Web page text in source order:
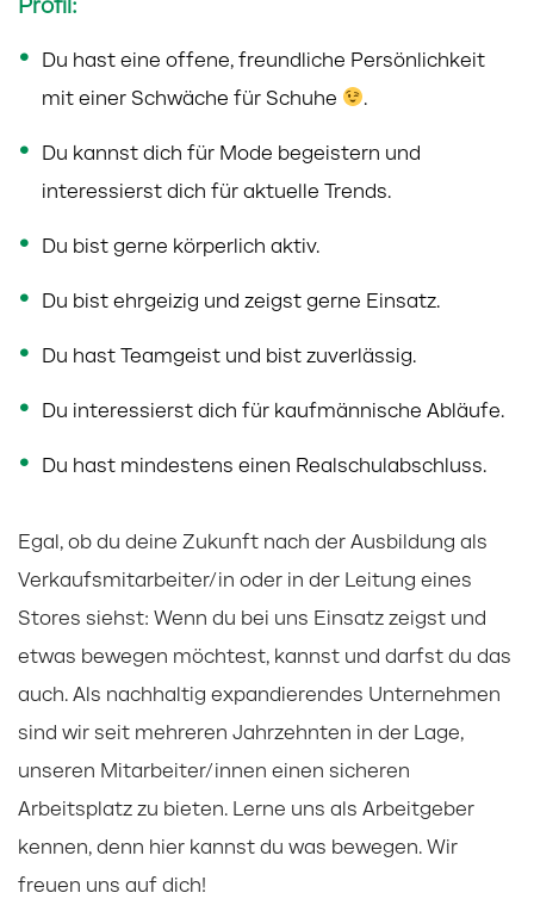
Profil:
Du hast eine offene, freundliche Persönlichkeit
mit einer Schwäche für Schuhe
.
Du kannst dich für Mode begeistern und
interessierst dich für aktuelle Trends.
Du bist gerne körperlich aktiv.
Du bist ehrgeizig und zeigst gerne Einsatz.
Du hast Teamgeist und bist zuverlässig.
Du interessierst dich für kaufmännische Abläufe.
Du hast mindestens einen Realschulabschluss.
Egal, ob du deine Zukunft nach der Ausbildung als
Verkaufsmitarbeiter/in oder in der Leitung eines
Stores siehst: Wenn du bei uns Einsatz zeigst und
etwas bewegen möchtest, kannst und darfst du das
auch. Als nachhaltig expandierendes Unternehmen
sind wir seit mehreren Jahrzehnten in der Lage,
unseren Mitarbeiter/innen einen sicheren
Arbeitsplatz zu bieten. Lerne uns als Arbeitgeber
kennen, denn hier kannst du was bewegen. Wir
freuen uns auf dich!